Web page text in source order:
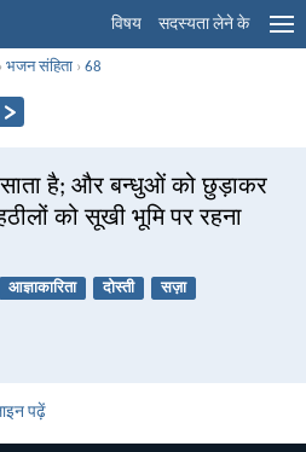
विषय सदस्यता लेने के
भजन संहिता ›68
है; और बन्धुओं को छुड़ाकर
को सूखी भूमि पर रहना
आज्ञाकारिता दोस्ती सज़ा
पढ़ें